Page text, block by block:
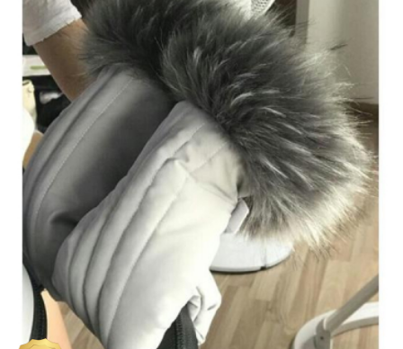
Kreveci, ljuljaške i ležaljke
Kadice, noše i adapteri
Hranilice, flašice i cucle
Monitori, Ogradice i tricikli
Posteljine, vrećice i baldahini
Odeća i obuća
Igračke za bebe i decu
AKCIJA